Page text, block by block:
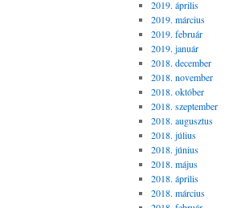
2019. április
2019. március
2019. február
2019. január
2018. december
2018. november
2018. október
2018. szeptember
2018. augusztus
2018. július
2018. június
2018. május
2018. április
2018. március